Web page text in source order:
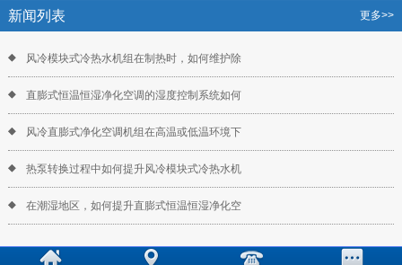
组
新闻列表 更多>>
风冷模块式冷热水机组在制热时，如何维护除
直膨式恒温恒湿净化空调的湿度控制系统如何
风冷直膨式净化空调机组在高温或低温环境下
热泵转换过程中如何提升风冷模块式冷热水机
在潮湿地区，如何提升直膨式恒温恒湿净化空